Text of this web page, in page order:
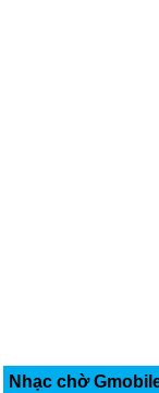
Nhạc chờ